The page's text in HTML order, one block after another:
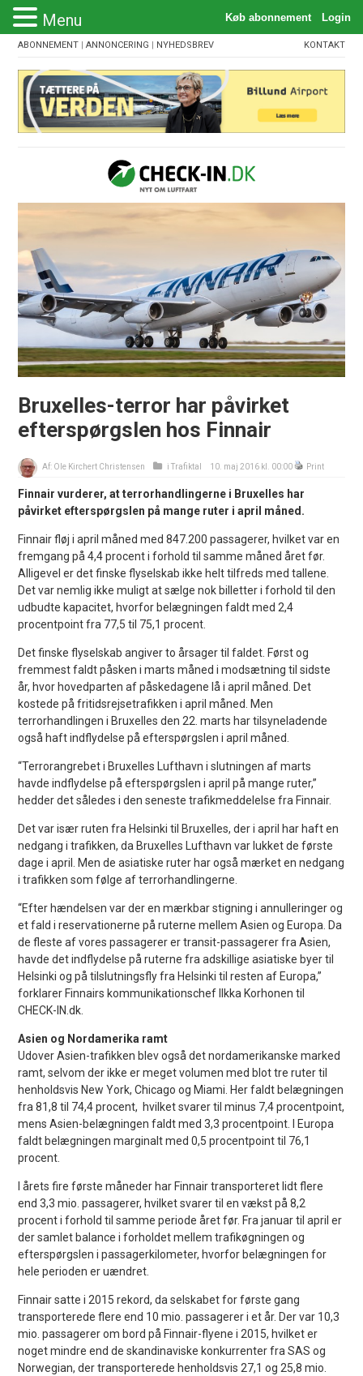
ABONNEMENT |ANNONCERING | NYHEDSBREV KONTAKT
Bruxelles-terror har påvirket
efterspørgslen hos Finnair
Af: Ole Kirchert Christensen iTrafiktal 10. maj 2016 kl. 00:00 Print
Finnair vurderer, at terrorhandlingerne i Bruxelles har
påvirket efterspørgslen på mange ruter i april måned.
Finnair fløj i april måned med 847.200 passagerer, hvilket var en
fremgang på 4,4 procent i forhold til samme måned året før.
Alligevel er det finske flyselskab ikke helt tilfreds med tallene.
Det var nemlig ikke muligt at sælge nok billetter i forhold til den
udbudte kapacitet, hvorfor belægningen faldt med 2,4
procentpoint fra 77,5 til 75,1 procent.
Det finske flyselskab angiver to årsager til faldet. Først og
fremmest faldt påsken i marts måned i modsætning til sidste
år, hvor hovedparten af påskedagene lå i april måned. Det
kostede på fritidsrejsetrafikken i april måned. Men
terrorhandlingen i Bruxelles den 22. marts har tilsyneladende
også haft indflydelse på efterspørgslen i april måned.
“Terrorangrebet i Bruxelles Lufthavn i slutningen af marts
havde indflydelse på efterspørgslen i april på mange ruter,”
hedder det således i den seneste trafikmeddelelse fra Finnair.
Det var især ruten fra Helsinki til Bruxelles, der i april har haft en
nedgang i trafikken, da Bruxelles Lufthavn var lukket de første
dage i april. Men de asiatiske ruter har også mærket en nedgang
i trafikken som følge af terrorhandlingerne.
“Efter hændelsen var der en mærkbar stigning i annulleringer og
et fald i reservationerne på ruterne mellem Asien og Europa. Da
de fleste af vores passagerer er transit-passagerer fra Asien,
havde det indflydelse på ruterne fra adskillige asiatiske byer til
Helsinki og på tilslutningsfly fra Helsinki til resten af Europa,”
forklarer Finnairs kommunikationschef Ilkka Korhonen til
CHECK-IN.dk.
Asien og Nordamerika ramt
Udover Asien-trafikken blev også det nordamerikanske marked
ramt, selvom der ikke er meget volumen med blot tre ruter til
henholdsvis New York, Chicago og Miami. Her faldt belægningen
fra 81,8 til 74,4 procent, hvilket svarer til minus 7,4 procentpoint,
mens Asien-belægningen faldt med 3,3 procentpoint. I Europa
faldt belægningen marginalt med 0,5 procentpoint til 76,1
procent.
I årets fire første måneder har Finnair transporteret lidt flere
end 3,3 mio. passagerer, hvilket svarer til en vækst på 8,2
procent i forhold til samme periode året før. Fra januar til april er
der samlet balance i forholdet mellem trafikøgningen og
efterspørgslen i passagerkilometer, hvorfor belægningen for
hele perioden er uændret.
Finnair satte i 2015 rekord, da selskabet for første gang
transporterede flere end 10 mio. passagerer i et år. Der var 10,3
mio. passagerer om bord på Finnair-flyene i 2015, hvilket er
noget mindre end de skandinaviske konkurrenter fra SAS og
Norwegian, der transporterede henholdsvis 27,1 og 25,8 mio.
Menu